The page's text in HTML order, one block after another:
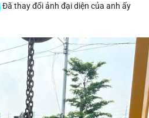
Đã thay đổi ảnh đại diện của anh ấy